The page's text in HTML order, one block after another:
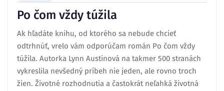
Po čom vždy túžila
Ak hľadáte knihu, od ktorého sa nebude chcieť
odtrhnúť, vrelo vám odporúčam román Po čom vždy
túžila. Autorka Lynn Austinová na takmer 500 stranách
vykreslila nevšedný príbeh nie jeden, ale rovno troch
žien. Životné rozhodnutia a častokrát neľahká životná